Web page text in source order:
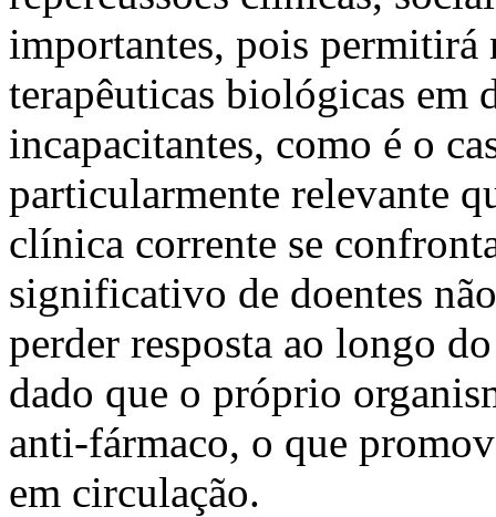
importantes, pois permitirá
terapêuticas biológicas em
incapacitantes, como é o
particularmente relevante
clínica corrente se
significativo de doentes
perder resposta ao longo
dado que o próprio
anti-fármaco, o que
em circulação.